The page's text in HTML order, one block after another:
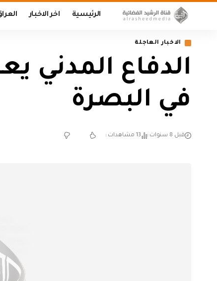
الرئيسية اخر الاخبار
الاخبار العاجلة
الدفاع المدني
في البصرة
قبل 8 سنوات 13 مشاهدات